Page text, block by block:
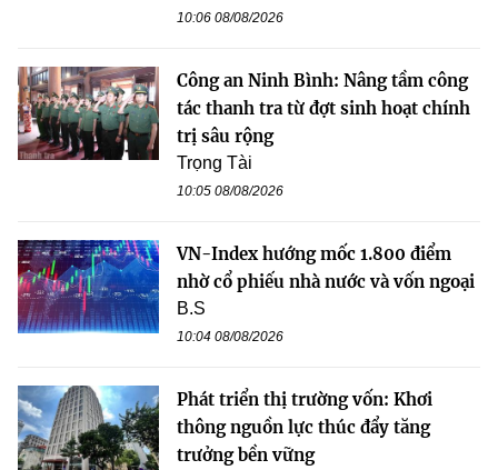
10:06 08/08/2026
Công an Ninh Bình: Nâng tầm công
tác thanh tra từ đợt sinh hoạt chính
trị sâu rộng
Trọng Tài
10:05 08/08/2026
VN-Index hướng mốc 1.800 điểm
nhờ cổ phiếu nhà nước và vốn ngoại
B.S
10:04 08/08/2026
Phát triển thị trường vốn: Khơi
thông nguồn lực thúc đẩy tăng
trưởng bền vững